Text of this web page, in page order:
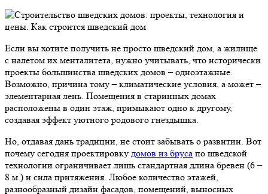
Если вы хотите получить не просто шведский дом, а жилище
с налетом их менталитета, нужно учитывать, что исторически
проекты большинства шведских домов – одноэтажные.
Возможно, причина тому – климатические условия, а может –
элементарная лень. Помещения в старинных домах
расположены в один этаж, примыкают одно к другому,
создавая эффект уютного родового гнездышка.
Но, отдавая дань традиции, не стоит забывать о развитии. Вот
почему сегодня проектировку домов из бруса по шведской
технологии ограничивает лишь стандартная длина бревен (6 –
8 м.) и сила притяжения. Любое количество этажей,
разнообразный дизайн фасадов, помещений, выносных